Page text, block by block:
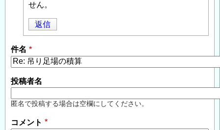
よ
る
「Re:
り
足
場
の
積
へ
せん。
返信
件名
投稿者名
匿名で投稿する場合は空欄にしてください。
コメント